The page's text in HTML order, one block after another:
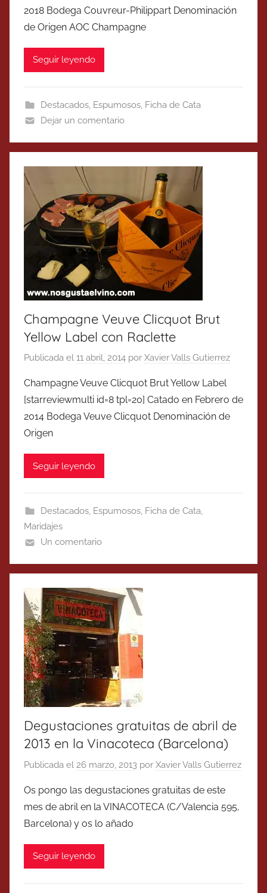
2018 Bodega Couvreur-Philippart Denominación
de Origen AOC Champagne
Seguir leyendo
Destacados, Espumosos, Ficha de Cata
Dejar un comentario
Champagne Veuve Clicquot Brut
Yellow Label con Raclette
Publicada el 11 abril, 2014 por Xavier Valls Gutierrez
Champagne Veuve Clicquot Brut Yellow Label
[starreviewmulti id=8 tpl=20] Catado en Febrero de
2014 Bodega Veuve Clicquot Denominación de
Origen
Seguir leyendo
Destacados, Espumosos, Ficha de Cata,
Maridajes
Un comentario
Degustaciones gratuitas de abril de
2013 en la Vinacoteca (Barcelona)
Publicada el 26 marzo, 2013 por Xavier Valls Gutierrez
Os pongo las degustaciones gratuitas de este
mes de abril en la VINACOTECA (C/Valencia 595,
Barcelona) y os lo añado
Seguir leyendo